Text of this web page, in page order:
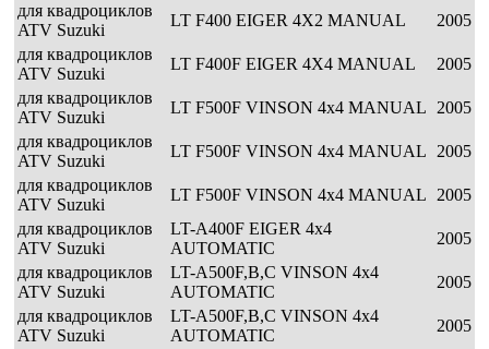
для квадроциклов
ATV Suzuki
LT F400 EIGER 4X2 MANUAL
2005
для квадроциклов
ATV Suzuki
LT F400F EIGER 4X4 MANUAL
2005
для квадроциклов
ATV Suzuki
LT F500F VINSON 4x4 MANUAL
2005
для квадроциклов
ATV Suzuki
LT F500F VINSON 4x4 MANUAL
2005
для квадроциклов
ATV Suzuki
LT F500F VINSON 4x4 MANUAL
2005
для квадроциклов
ATV Suzuki
LT-A400F EIGER 4x4
AUTOMATIC
2005
для квадроциклов
ATV Suzuki
LT-A500F,B,C VINSON 4x4
AUTOMATIC
2005
для квадроциклов
ATV Suzuki
LT-A500F,B,C VINSON 4x4
AUTOMATIC
2005